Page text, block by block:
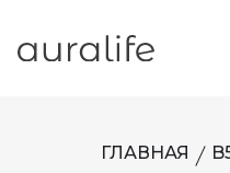
ГЛАВНАЯ